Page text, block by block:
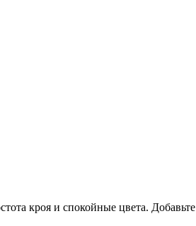
кроя и спокойные цвета.